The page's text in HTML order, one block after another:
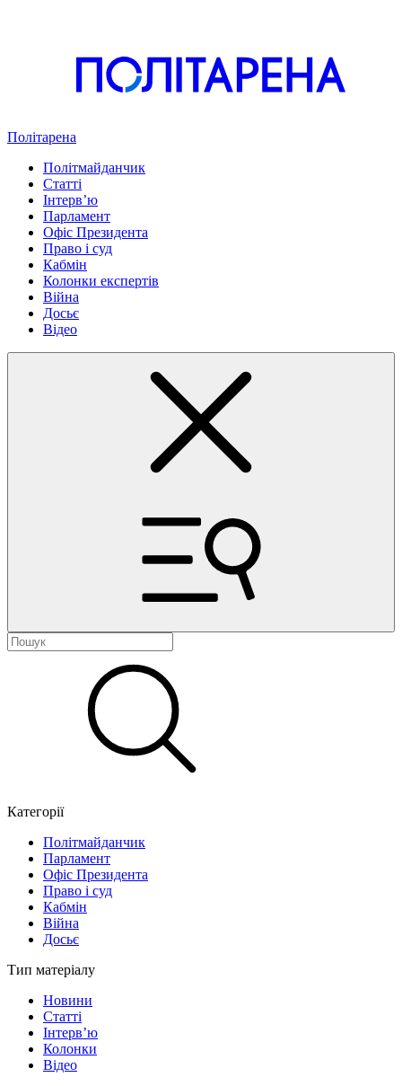
Політарена
Політмайданчик
Статті
Інтервʼю
Парламент
Офіс Президента
Право і суд
Кабмін
Колонки експертів
Війна
Досьє
Відео
Категорії
Політмайданчик
Парламент
Офіс Президента
Право і суд
Кабмін
Війна
Досьє
Тип матеріалу
Новини
Статті
Інтерв’ю
Колонки
Відео